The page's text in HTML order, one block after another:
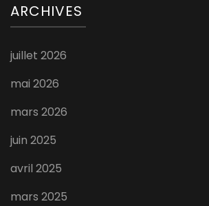
ARCHIVES
juillet 2026
mai 2026
mars 2026
juin 2025
avril 2025
mars 2025